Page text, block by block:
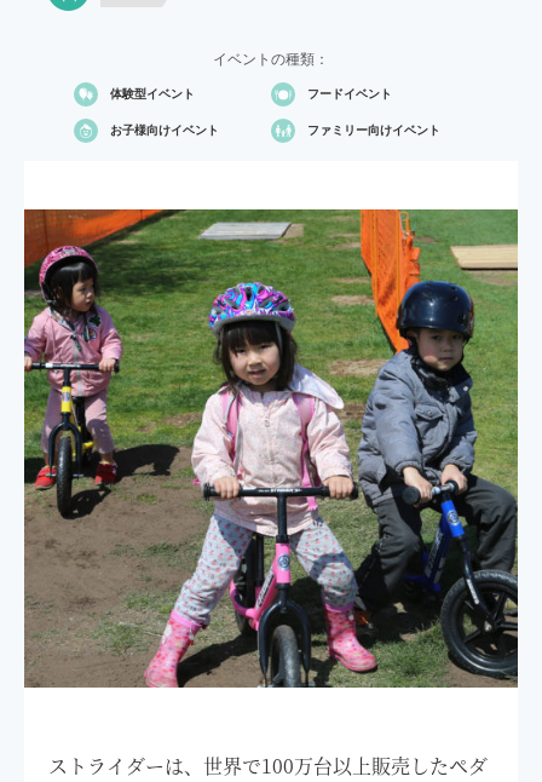
イベントの種類：
体験型イベント フードイベント
お子様向けイベント ファミリー向けイベント
ストライダーは、世界で100万台以上販売したペダ